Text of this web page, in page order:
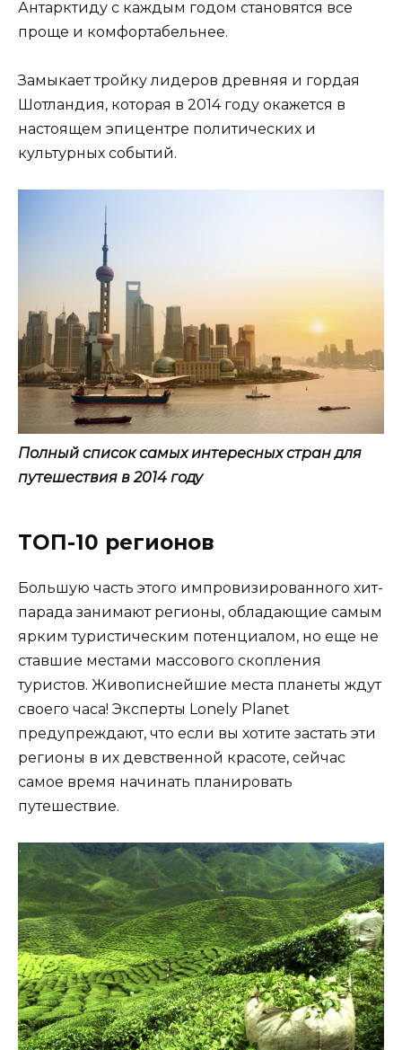
Антарктиду с каждым годом становятся все
проще и комфортабельнее.
Замыкает тройку лидеров древняя и гордая
Шотландия, которая в 2014 году окажется в
настоящем эпицентре политических и
культурных событий.
Полный список самых интересных стран для
путешествия в 2014 году
ТОП-10 регионов
Большую часть этого импровизированного хит-
парада занимают регионы, обладающие самым
ярким туристическим потенциалом, но еще не
ставшие местами массового скопления
туристов. Живописнейшие места планеты ждут
своего часа! Эксперты Lonely Planet
предупреждают, что если вы хотите застать эти
регионы в их девственной красоте, сейчас
самое время начинать планировать
путешествие.